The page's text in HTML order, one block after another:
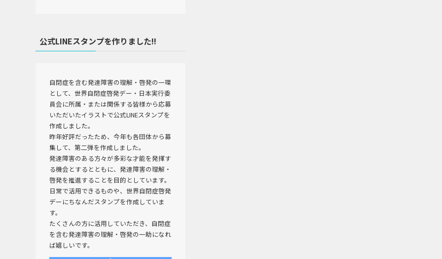
公式LINEスタンプを作りました!!
自閉症を含む発達障害の理解・啓発の一環
として、世界自閉症啓発デー・日本実行委
員会に所属・または関係する皆様から応募
いただいたイラストで公式LINEスタンプを
作成しました。
昨年好評だったため、今年も各団体から募
集して、第二弾を作成しました。
発達障害のある方々が多彩な才能を発揮す
る機会とするとともに、発達障害の理解・
啓発を推進することを目的としています。
日常で活用できるものや、世界自閉症啓発
デーにちなんだスタンプを作成していま
す。
たくさんの方に活用していただき、自閉症
を含む発達障害の理解・啓発の一助になれ
ば嬉しいです。